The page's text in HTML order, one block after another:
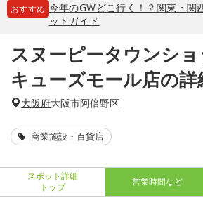
おすすめ 今年のGWどこ行く！？関東・関
ットガイド
スヌーピータウンシ
キューズモール店の詳
大阪府大阪市阿倍野区
商業施設・百貨店
スポット詳細
トップ
営業時間など